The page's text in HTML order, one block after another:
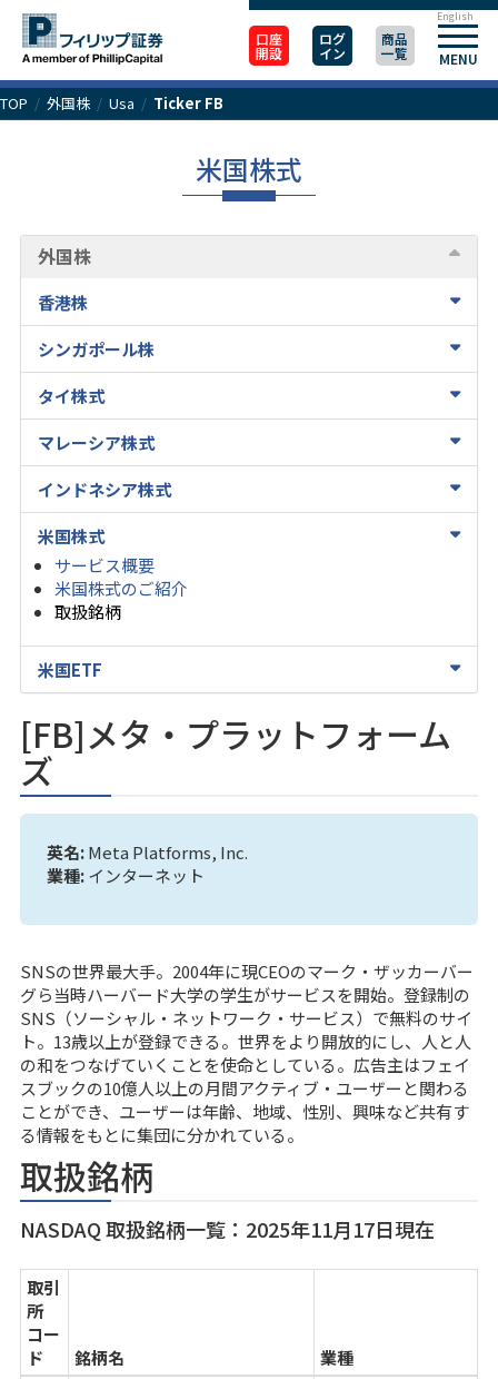
口座
開設
ログ
イン
商品
一覧 MENU
English
TOP / 外国株/ Usa / Ticker FB
米国株式
外国株
香港株
シンガポール株
タイ株式
マレーシア株式
インドネシア株式
米国株式
サービス概要
米国株式のご紹介
取扱銘柄
米国ETF
[FB]メタ・プラットフォーム
ズ
英名:Meta Platforms, Inc.
業種:インターネット
SNSの世界最大手。2004年に現CEOのマーク・ザッカーバー
グら当時ハーバード大学の学生がサービスを開始。登録制の
SNS（ソーシャル・ネットワーク・サービス）で無料のサイ
ト。13歳以上が登録できる。世界をより開放的にし、人と人
の和をつなげていくことを使命としている。広告主はフェイ
スブックの10億人以上の月間アクティブ・ユーザーと関わる
ことができ、ユーザーは年齢、地域、性別、興味など共有す
る情報をもとに集団に分かれている。
取扱銘柄
NASDAQ 取扱銘柄一覧：2025年11月17日現在
取引
所
コー
ド
銘柄名
業種